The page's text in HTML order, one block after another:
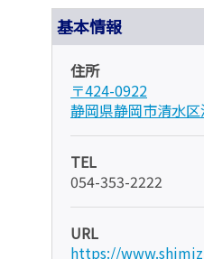
基本情報
住所
〒424-0922
静岡県静岡市清水
TEL
054-353-2222
URL
https://